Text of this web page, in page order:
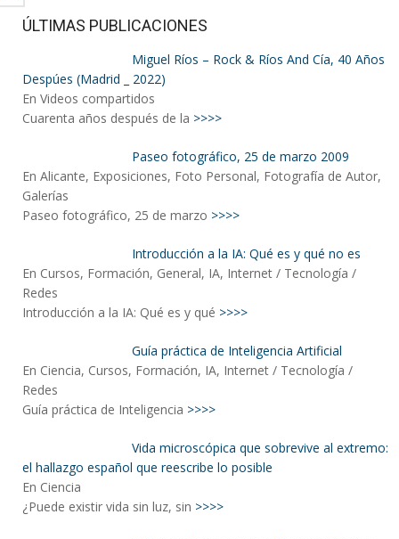
ÚLTIMAS PUBLICACIONES
Miguel Ríos – Rock & Ríos And Cía, 40 Años
Despúes (Madrid _ 2022)
En Videos compartidos
Cuarenta años después de la >>>>
Paseo fotográfico, 25 de marzo 2009
En Alicante, Exposiciones, Foto Personal, Fotografía de Autor,
Galerías
Paseo fotográfico, 25 de marzo >>>>
Introducción a la IA: Qué es y qué no es
En Cursos, Formación, General, IA, Internet / Tecnología /
Redes
Introducción a la IA: Qué es y qué >>>>
Guía práctica de Inteligencia Artificial
En Ciencia, Cursos, Formación, IA, Internet / Tecnología /
Redes
Guía práctica de Inteligencia >>>>
Vida microscópica que sobrevive al extremo:
el hallazgo español que reescribe lo posible
En Ciencia
¿Puede existir vida sin luz, sin >>>>